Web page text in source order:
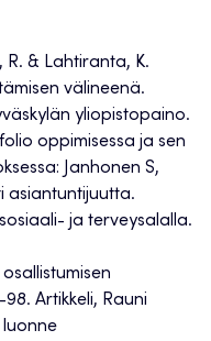
R. & Lahtiranta, K.
välineenä.
yliopistopaino.
oppimisessa ja sen
Janhonen S,
asiantuntijuutta.
ja terveysalalla.
Artikkeli, Rauni